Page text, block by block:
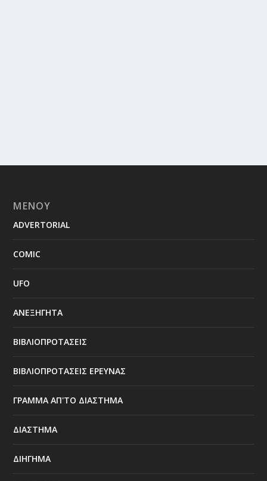
ΜΕΝΟΥ
ADVERTORIAL
COMIC
UFO
ΑΝΕΞΗΓΗΤΑ
ΒΙΒΛΙΟΠΡΟΤΑΣΕΙΣ
ΒΙΒΛΙΟΠΡΟΤΑΣΕΙΣ ΕΡΕΥΝΑΣ
ΓΡΑΜΜΑ ΑΠ'ΤΟ ΔΙΑΣΤΗΜΑ
ΔΙΑΣΤΗΜΑ
ΔΙΗΓΗΜΑ